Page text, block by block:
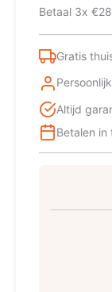
390
l
E
Zwart
aantal
Betaal 3x
Gratis
Altijd
Betalen in